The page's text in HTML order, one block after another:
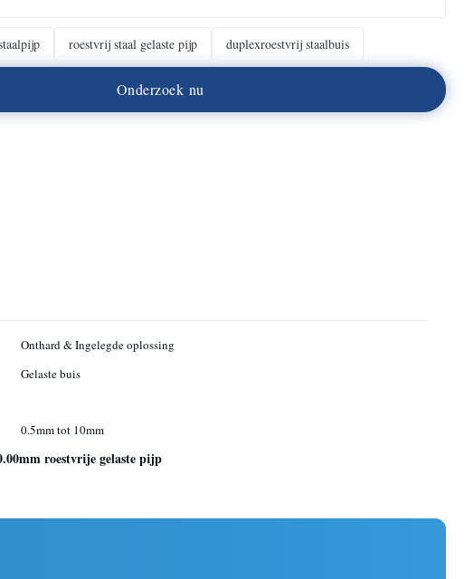
roestvrij staal gelaste pijp duplexroestvrij staalbuis
Onderzoek nu
Onthard & Ingelegde oplossing
Gelaste buis
0.5mm tot 10mm
roestvrije gelaste pijp